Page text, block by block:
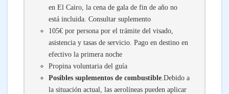
en El Cairo, la cena de gala de fin de año no
está incluida. Consultar suplemento
105€ por persona por el trámite del visado,
asistencia y tasas de servicio. Pago en destino en
efectivo la primera noche
Propina voluntaria del guía
Posibles suplementos de combustible.Debido a
la situación actual, las aerolíneas pueden aplicar